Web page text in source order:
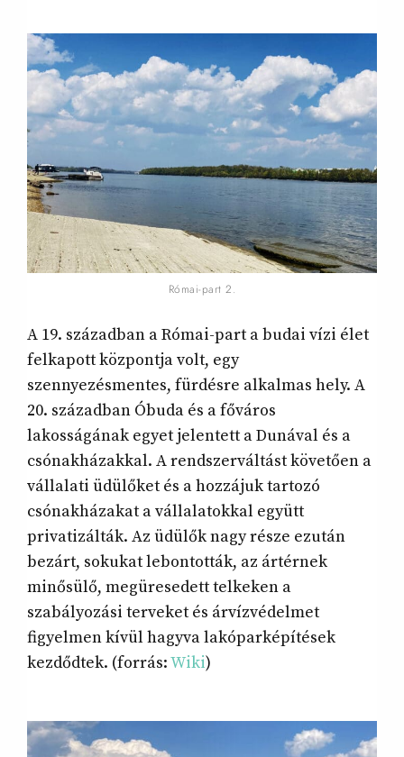
Római-part 2.
A 19. században a Római-part a budai vízi élet
felkapott központja volt, egy
szennyezésmentes, fürdésre alkalmas hely. A
20. században Óbuda és a főváros
lakosságának egyet jelentett a Dunával és a
csónakházakkal. A rendszerváltást követően a
vállalati üdülőket és a hozzájuk tartozó
csónakházakat a vállalatokkal együtt
privatizálták. Az üdülők nagy része ezután
bezárt, sokukat lebontották, az ártérnek
minősülő, megüresedett telkeken a
szabályozási terveket és árvízvédelmet
figyelmen kívül hagyva lakóparképítések
kezdődtek. (forrás:Wiki)